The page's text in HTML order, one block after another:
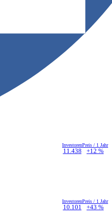
Investoren
11.438
Preis / 1 Jahr
+12 %
Investoren
10.101
Preis / 1 Jahr
+43 %